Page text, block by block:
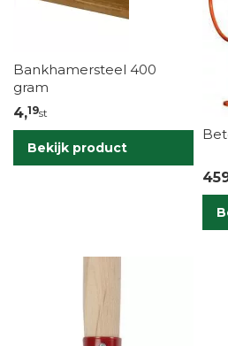
Bankhamersteel 400
gram
4,19st
Bekijk product